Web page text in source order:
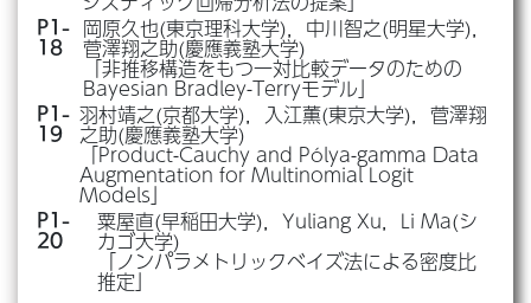
P1-
18
岡原久也(東京理科大学)，中川智之(明星大学)，
菅澤翔之助(慶應義塾大学)
「非推移構造をもつ一対比較データのための
Bayesian Bradley-Terryモデル」
P1-
19
羽村靖之(京都大学)，入江薫(東京大学)，菅澤翔
之助(慶應義塾大学)
「Product-Cauchy and Pólya-gamma Data
Augmentation for Multinomial Logit
Models」
P1-
20
粟屋直(早稲田大学)，Yuliang Xu，Li Ma(シ
カゴ大学)
「ノンパラメトリックベイズ法による密度比
推定」